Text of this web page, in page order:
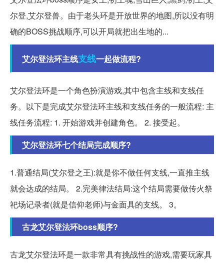
尔登,艾尔登兽。由于老头环是开放世界的地图,所以没有明
确的BOSS挑战顺序,可以开局就把出生地的...
艾尔登法环主线支线一起做流程?
艾尔登法环是一个角色扮演游戏,其中包含主线和支线任
务。以下是完成艾尔登法环主线和支线任务的一般流程: 主
线任务流程: 1. 开始游戏并创建角色。 2. 接受起。
艾尔登法环七个结局完成顺序?
1.普通结局(艾尔登之王):就是你不做任何支线,一直推主线
就会达成的结局。 2.完美律法结局:这个结局需要做传火祭
祀场记录者(就是信仰老师)与金面具的支线。 3。
古龙艾尔登法环boss顺序?
古龙艾尔登法环是一款非常具有挑战性的游戏,需要玩家具